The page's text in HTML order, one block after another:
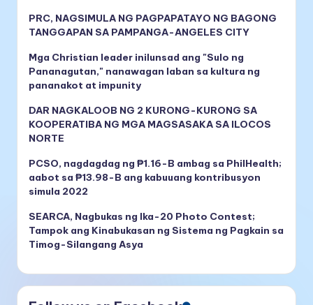
PRC, NAGSIMULA NG PAGPAPATAYO NG BAGONG
TANGGAPAN SA PAMPANGA-ANGELES CITY
Mga Christian leader inilunsad ang "Sulo ng
Pananagutan," nanawagan laban sa kultura ng
pananakot at impunity
DAR NAGKALOOB NG 2 KURONG-KURONG SA
KOOPERATIBA NG MGA MAGSASAKA SA ILOCOS
NORTE
PCSO, nagdagdag ng ₱1.16-B ambag sa PhilHealth;
aabot sa ₱13.98-B ang kabuuang kontribusyon
simula 2022
SEARCA, Nagbukas ng Ika-20 Photo Contest;
Tampok ang Kinabukasan ng Sistema ng Pagkain sa
Timog-Silangang Asya